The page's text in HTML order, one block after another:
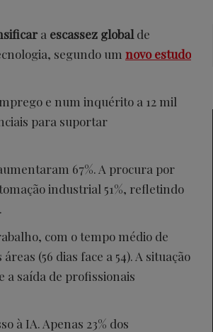
a escassez global de
segundo um novo estudo
e num inquérito a 12 mil
para suportar
67%. A procura por
industrial 51%, refletindo
com o tempo médio de
(56 dias face a 54). A situação
a saída de profissionais
à IA. Apenas 23% dos